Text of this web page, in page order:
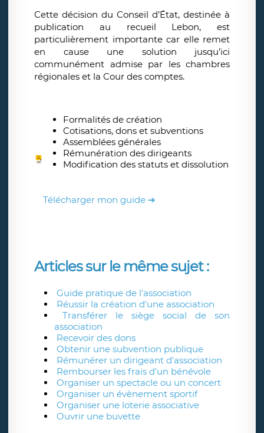
Cette décision du Conseil d’État, destinée à
publication au recueil Lebon, est
particulièrement importante car elle remet
en cause une solution jusqu’ici
communément admise par les chambres
régionales et la Cour des comptes.
Formalités de création
Cotisations, dons et subventions
Assemblées générales
Rémunération des dirigeants
Modification des statuts et dissolution
Télécharger mon guide ➔
Articles sur le même sujet :
Guide pratique de l'association
Réussir la création d'une association
Transférer le siège social de son
association
Recevoir des dons
Obtenir une subvention publique
Rémunérer un dirigeant d'association
Rembourser les frais d'un bénévole
Organiser un spectacle ou un concert
Organiser un évènement sportif
Organiser une loterie associative
Ouvrir une buvette